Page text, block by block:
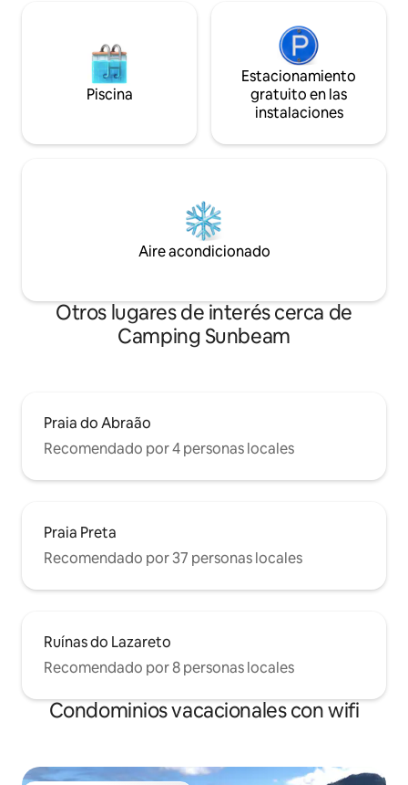
Piscina
Estacionamiento
gratuito en las
instalaciones
Aire acondicionado
Otros lugares de interés cerca de
Camping Sunbeam
Praia do Abraão
Recomendado por 4 personas locales
Praia Preta
Recomendado por 37 personas locales
Ruínas do Lazareto
Recomendado por 8 personas locales
Condominios vacacionales con wifi